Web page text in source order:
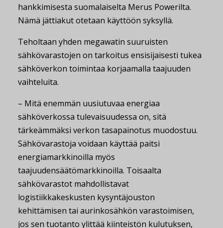
hankkimisesta suomalaiselta Merus Powerilta.
Nämä jättiakut otetaan käyttöön syksyllä.
Teholtaan yhden megawatin suuruisten
sähkövarastojen on tarkoitus ensisijaisesti tukea
sähköverkon toimintaa korjaamalla taajuuden
vaihteluita.
– Mitä enemmän uusiutuvaa energiaa
sähköverkossa tulevaisuudessa on, sitä
tärkeämmäksi verkon tasapainotus muodostuu.
Sähkövarastoja voidaan käyttää paitsi
energiamarkkinoilla myös
taajuudensäätömarkkinoilla. Toisaalta
sähkövarastot mahdollistavat
logistiikkakeskusten kysyntäjouston
kehittämisen tai aurinkosähkön varastoimisen,
jos sen tuotanto ylittää kiinteistön kulutuksen,